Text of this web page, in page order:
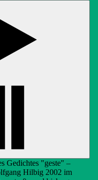
Gedichtes "geste" –
Hilbig 2002 im